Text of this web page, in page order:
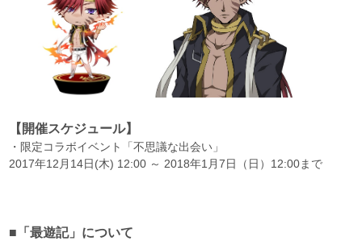
【開催スケジュール】
・限定コラボイベント「不思議な出会い」
2017年12月14日(木) 12:00 ～ 2018年1月7日（日）12:00まで
■「最遊記」について